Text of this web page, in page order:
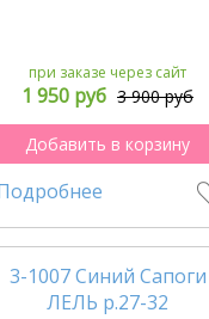
при заказе через сайт
1 950 руб 3 900 руб
Добавить в корзину
3-1007 Синий Сапоги
ЛЕЛЬ р.27-32